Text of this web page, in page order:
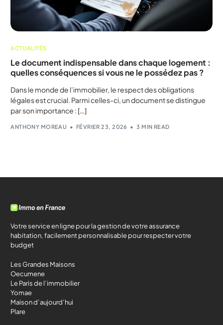
ACTUALITÉS
Le document indispensable dans chaque logement :
quelles conséquences si vous ne le possédez pas ?
Dans le monde de l’immobilier, le respect des obligations
légales est crucial. Parmi celles-ci, un document se distingue
par son importance : […]
ANTHONY MOREAU FÉVRIER 23, 2026 3 MIN READ
Votre service en ligne pour la gestion de votre assurance
habitation, facilement personnalisable pour respecter votre
budget
Les Grandes Maisons
Oecumene
Le Paris de l’immobilier
Yomae
Maison d’aujourd’hui
Plare